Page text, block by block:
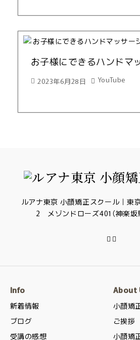
お子様にできるハンドマ
2023年6月28日 YouTube
ルアナ東京 小顔矯正スクール｜東
2 メゾンドローズ401（神楽坂
Info
新着情報
ブログ
受講の感想
About
小顔矯
ご挨拶
小顔矯